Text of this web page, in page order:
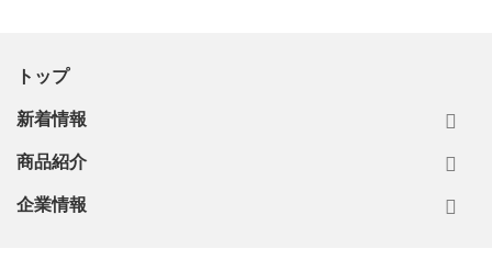
トップ
新着情報
商品紹介
企業情報